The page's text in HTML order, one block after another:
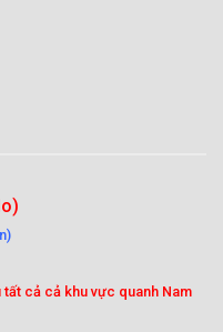
cả cả khu vực quanh Nam